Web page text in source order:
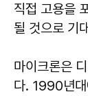
직접 고용을
될 것으로 기
마이크론은
다. 1990년대